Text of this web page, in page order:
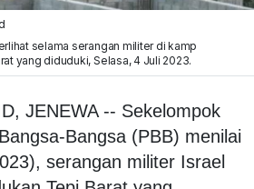
selama serangan militer di kamp
yang diduduki, Selasa, 4 Juli 2023.
JENEWA -- Sekelompok
Bangsa (PBB) menilai
serangan militer Israel